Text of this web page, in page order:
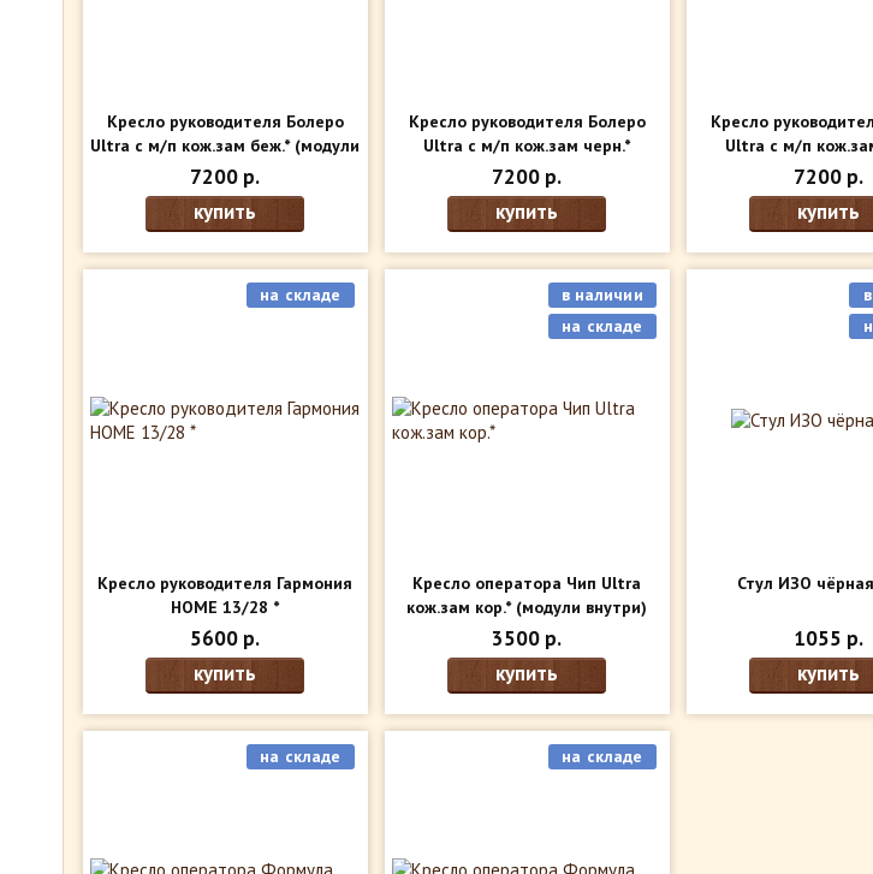
Кресло руководителя Болеро
Ultra с м/п кож.зам беж.*(модули
внутри)
7200 р.
купить
Кресло руководителя Болеро
Ultra с м/п кож.зам черн.*
(модули внутри)
7200 р.
купить
Кресло
Ultra с м/п
(модули
7200 р.
купить
Кресло руководителя Гармония
HOME 13/28 *
на складе
5600 р.
купить
Кресло оператора Чип Ultra
кож.зам кор.*(модули внутри)
в наличии
на складе
3500 р.
купить
Стул ИЗО
1055 р.
купить
на складе на складе